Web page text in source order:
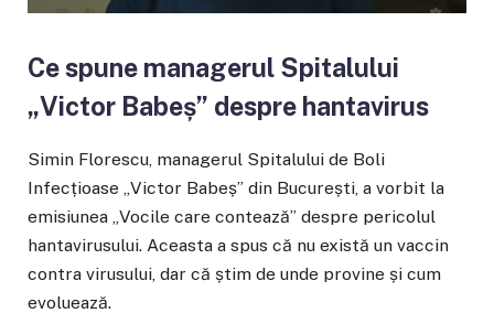
Ce spune managerul Spitalului
„Victor Babeș” despre hantavirus
Simin Florescu, managerul Spitalului de Boli
Infecțioase „Victor Babeș” din București, a vorbit la
emisiunea „Vocile care contează” despre pericolul
hantavirusului. Aceasta a spus că nu există un vaccin
contra virusului, dar că știm de unde provine și cum
evoluează.